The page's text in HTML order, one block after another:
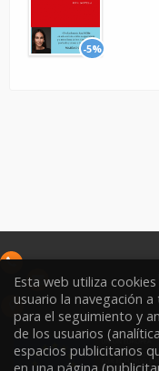
-5%
Esta web utiliza
usuario la navegación
para el seguimiento y
de los usuarios
espacios publicitarios